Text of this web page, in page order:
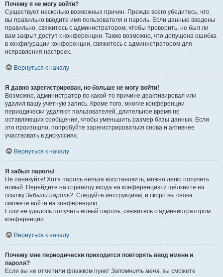
Почему я не могу войти?
Существует несколько возможных причин. Прежде всего убедитесь, что
вы правильно вводите имя пользователя и пароль. Если данные введены
правильно, свяжитесь с администратором, чтобы проверить, не был ли
вам закрыт доступ к конференции. Также возможно, что допущена ошибка
в конфигурации конференции, свяжитесь с администратором для
исправления настроек.
Вернуться к началу
Я давно зарегистрирован, но больше не могу войти!
Возможно, администратор по какой-то причине деактивировал или
удалил вашу учётную запись. Кроме того, многие конференции
периодически удаляют пользователей, длительное время не
оставляющих сообщения, чтобы уменьшить размер базы данных. Если
это произошло, попробуйте зарегистрироваться снова и активнее
участвовать в дискуссиях.
Вернуться к началу
Я забыл пароль!
Не паникуйте! Хотя пароль нельзя восстановить, можно легко получить
новый. Перейдите на страницу входа на конференцию и щёлкните на
ссылку Забыли пароль?. Следуйте инструкциям, и скоро вы снова
сможете войти на конференцию.
Если не удалось получить новый пароль, свяжитесь с администратором
конференции.
Вернуться к началу
Почему мне периодически приходится повторять ввод имени и
пароля?
Если вы не отметили флажком пункт Запомнить меня, вы сможете